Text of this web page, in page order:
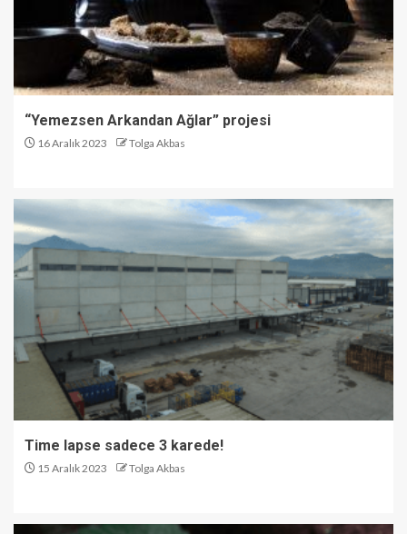
“Yemezsen Arkandan Ağlar” projesi
16 Aralık 2023 Tolga Akbas
Time lapse sadece 3 karede!
15 Aralık 2023 Tolga Akbas